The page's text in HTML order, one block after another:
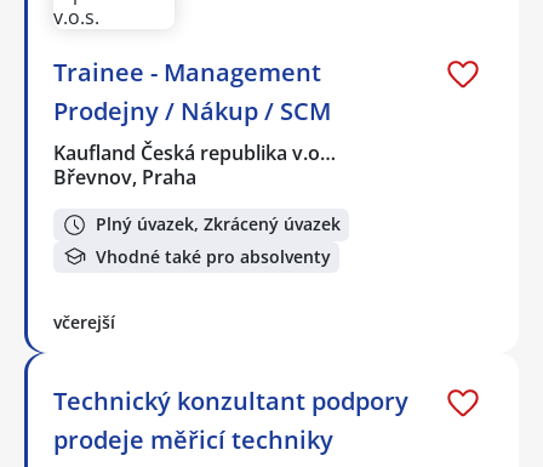
Trainee - Management
Prodejny / Nákup / SCM
Kaufland Česká republika v.o…
Břevnov, Praha
Plný úvazek, Zkrácený úvazek
Vhodné také pro absolventy
včerejší
Technický konzultant podpory
prodeje měřicí techniky